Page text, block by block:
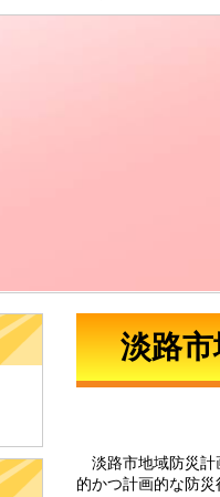
淡路
淡路市地域防災計
的かつ計画的な防